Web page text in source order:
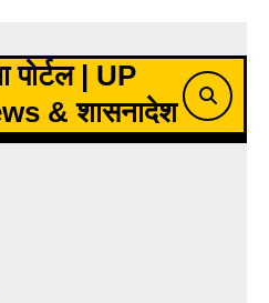
पोर्टल | UP
& शासनादेश